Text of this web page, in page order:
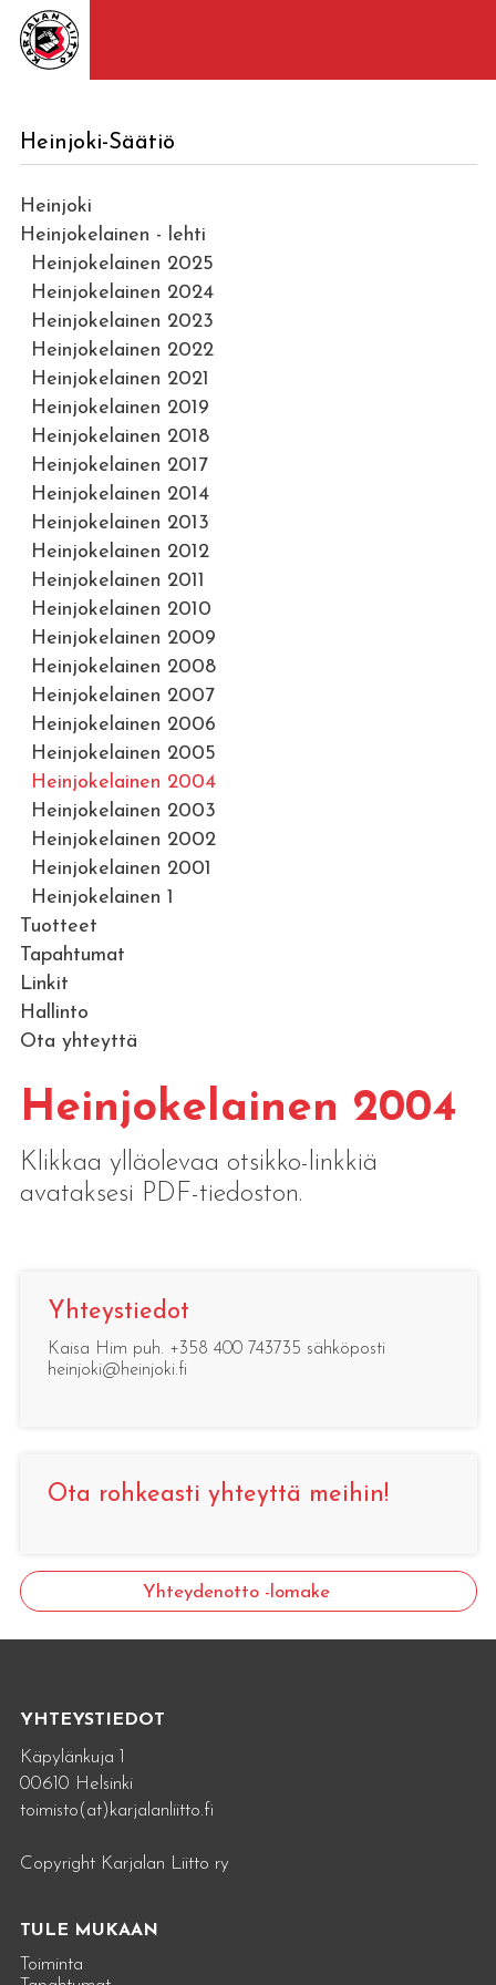
Heinjoki-Säätiö
Heinjoki
Heinjokelainen - lehti
Heinjokelainen 2025
Heinjokelainen 2024
Heinjokelainen 2023
Heinjokelainen 2022
Heinjokelainen 2021
Heinjokelainen 2019
Heinjokelainen 2018
Heinjokelainen 2017
Heinjokelainen 2014
Heinjokelainen 2013
Heinjokelainen 2012
Heinjokelainen 2011
Heinjokelainen 2010
Heinjokelainen 2009
Heinjokelainen 2008
Heinjokelainen 2007
Heinjokelainen 2006
Heinjokelainen 2005
Heinjokelainen 2004
Heinjokelainen 2003
Heinjokelainen 2002
Heinjokelainen 2001
Heinjokelainen 1
Tuotteet
Tapahtumat
Linkit
Hallinto
Ota yhteyttä
Heinjokelainen 2004
Klikkaa ylläolevaa otsikko-linkkiä
avataksesi PDF-tiedoston.
Yhteystiedot
Kaisa Him puh. +358 400 743735 sähköposti
heinjoki@heinjoki.fi
Ota rohkeasti yhteyttä meihin!
Yhteydenotto -lomake
YHTEYSTIEDOT
Käpylänkuja 1
00610 Helsinki
toimisto(at)karjalanliitto.fi
Copyright Karjalan Liitto ry
TULE MUKAAN
Toiminta